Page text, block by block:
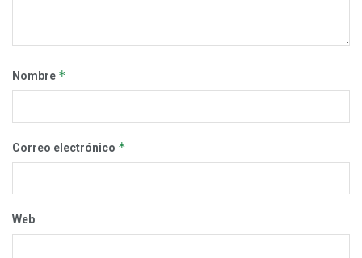
Nombre *
Correo electrónico *
Web